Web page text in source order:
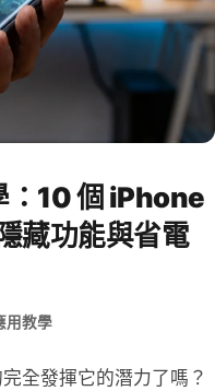
10 個 iPhone
藏功能與省電
用教學
全發揮它的潛力了嗎？